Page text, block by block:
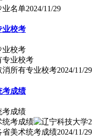
业名单2024/11/29
业校考
业校考
消所有专业校考2024/11/29
考成绩
考成绩
省美术统考成绩2024/11/29